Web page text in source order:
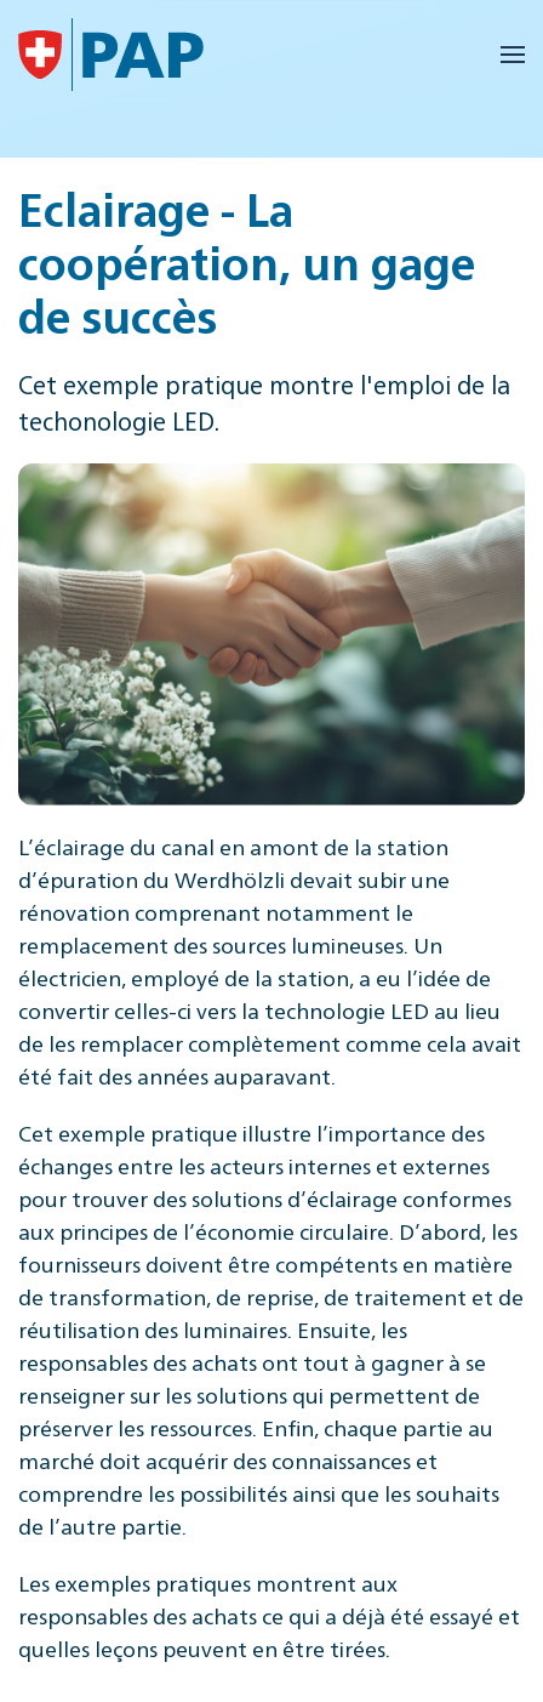
Accéder au contenu principal
Eclairage - La
coopération, un gage
de succès
Cet exemple pratique montre l'emploi de la
techonologie LED.
L’éclairage du canal en amont de la station
d’épuration du Werdhölzli devait subir une
rénovation comprenant notamment le
remplacement des sources lumineuses. Un
électricien, employé de la station, a eu l’idée de
convertir celles-ci vers la technologie LED au lieu
de les remplacer complètement comme cela avait
été fait des années auparavant.
Cet exemple pratique illustre l’importance des
échanges entre les acteurs internes et externes
pour trouver des solutions d’éclairage conformes
aux principes de l’économie circulaire. D’abord, les
fournisseurs doivent être compétents en matière
de transformation, de reprise, de traitement et de
réutilisation des luminaires. Ensuite, les
responsables des achats ont tout à gagner à se
renseigner sur les solutions qui permettent de
préserver les ressources. Enfin, chaque partie au
marché doit acquérir des connaissances et
comprendre les possibilités ainsi que les souhaits
de l’autre partie.
Les exemples pratiques montrent aux
responsables des achats ce qui a déjà été essayé et
quelles leçons peuvent en être tirées.